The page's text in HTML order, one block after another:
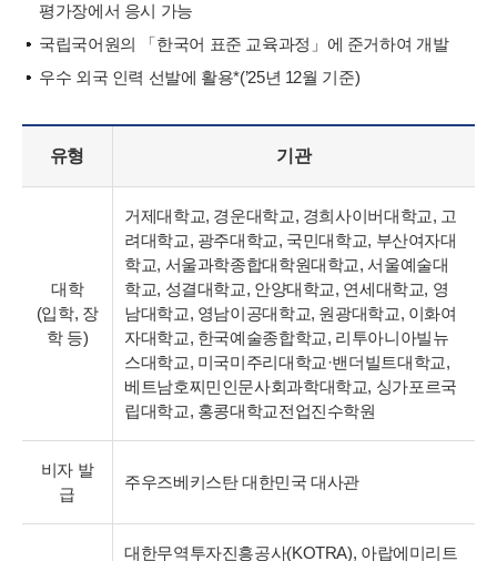
평가장에서 응시 가능
국립국어원의 「한국어 표준 교육과정」에 준거하여 개발
우수 외국 인력 선발에 활용*(’25년 12월 기준)
유형 기관
대학
(입학, 장
학 등)
거제대학교, 경운대학교, 경희사이버대학교, 고
려대학교, 광주대학교, 국민대학교, 부산여자대
학교, 서울과학종합대학원대학교, 서울예술대
학교, 성결대학교, 안양대학교, 연세대학교, 영
남대학교, 영남이공대학교, 원광대학교, 이화여
자대학교, 한국예술종합학교, 리투아니아빌뉴
스대학교, 미국미주리대학교·밴더빌트대학교,
베트남호찌민인문사회과학대학교, 싱가포르국
립대학교, 홍콩대학교전업진수학원
비자 발
급
주우즈베키스탄 대한민국 대사관
대한무역투자진흥공사(KOTRA), 아랍에미리트